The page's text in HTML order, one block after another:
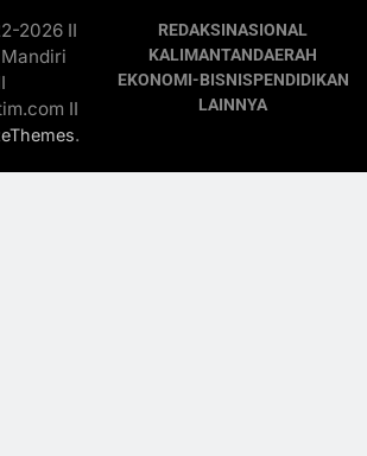
2026 II
II
.
REDAKSINASIONAL
KALIMANTANDAERAH
EKONOMI-BISNISPENDIDIKAN
LAINNYA